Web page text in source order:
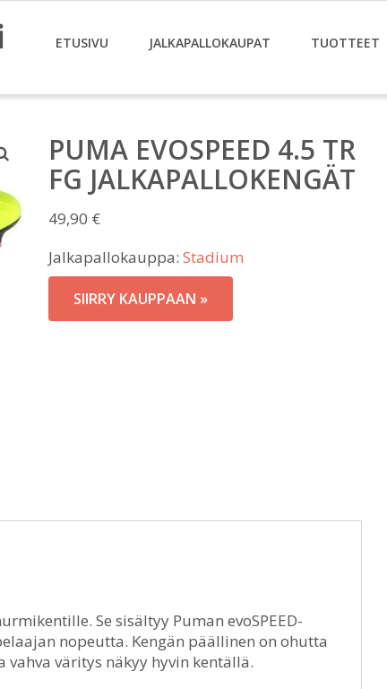
ETUSIVU JALKAPALLOKAUPAT TUOTTEET
PUMA EVOSPEED 4.5 TR
FG JALKAPALLOKENGÄT
49,90 €
Jalkapallokauppa: Stadium
SIIRRY KAUPPAAN »
Se sisältyy Puman evoSPEED-
nopeutta. Kengän päällinen on ohutta
väritys näkyy hyvin kentällä.